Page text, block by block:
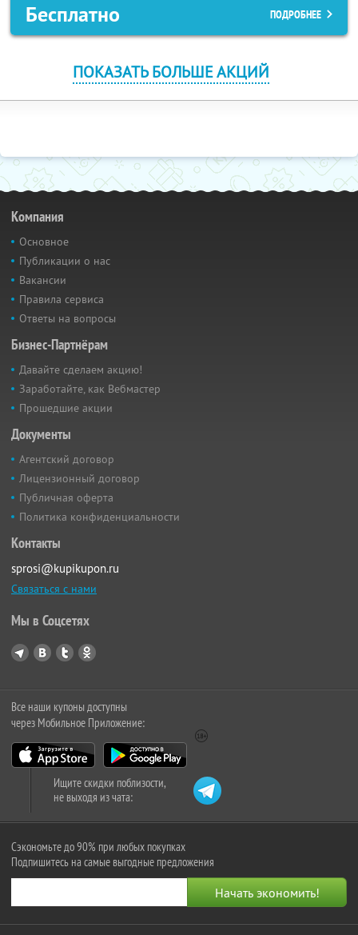
Бесплатно ПОДРОБНЕЕ
ПОКАЗАТЬ БОЛЬШЕ АКЦИЙ
Компания
Основное
Публикации о нас
Вакансии
Правила сервиса
Ответы на вопросы
Бизнес-Партнёрам
Давайте сделаем акцию!
Заработайте, как Вебмастер
Прошедшие акции
Документы
Агентский договор
Лицензионный договор
Публичная оферта
Политика конфиденциальности
Контакты
sprosi@kupikupon.ru
Связаться с нами
Мы в Соцсетях
Все наши купоны доступны
через Мобильное Приложение:
Ищите скидки поблизости,
не выходя из чата:
Сэкономьте до 90% при любых покупках
Подпишитесь на самые выгодные предложения